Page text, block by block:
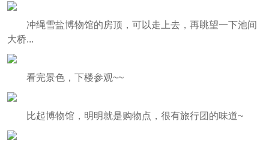
冲绳雪盐博物馆的房顶，可以走上去，再眺望一下池间
大桥...
看完景色，下楼参观~~
比起博物馆，明明就是购物点，很有旅行团的味道~